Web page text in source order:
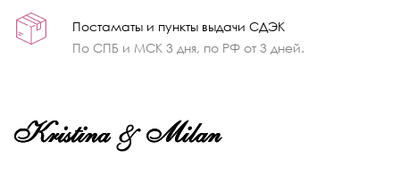
Постаматы и пункты выдачи СДЭК
По СПБ и МСК 3 дня, по РФ от 3 дней.